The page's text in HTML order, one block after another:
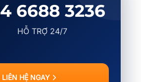
6688 3236
HỖ TRỢ 24/7
LIÊN HỆ NGAY